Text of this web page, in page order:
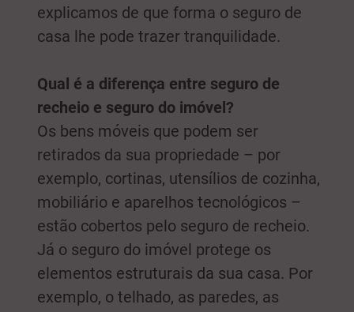
explicamos de que forma o seguro de
casa lhe pode trazer tranquilidade.
Qual é a diferença entre seguro de
recheio e seguro do imóvel?
Os bens móveis que podem ser
retirados da sua propriedade – por
exemplo, cortinas, utensílios de cozinha,
mobiliário e aparelhos tecnológicos –
estão cobertos pelo seguro de recheio.
Já o seguro do imóvel protege os
elementos estruturais da sua casa. Por
exemplo, o telhado, as paredes, as